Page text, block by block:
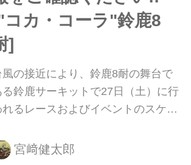
カ・コーラ"鈴鹿8
]
風の接近により、鈴鹿8耐の舞台で
る鈴鹿サーキットで27日（土）に行
れるレースおよびイベントのスケジ
ばれる方は、ぜひチェックしてく
さい！
宮﨑健太郎